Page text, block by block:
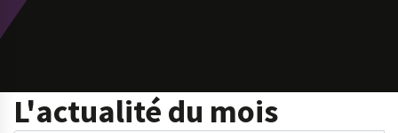
L'actualité du mois